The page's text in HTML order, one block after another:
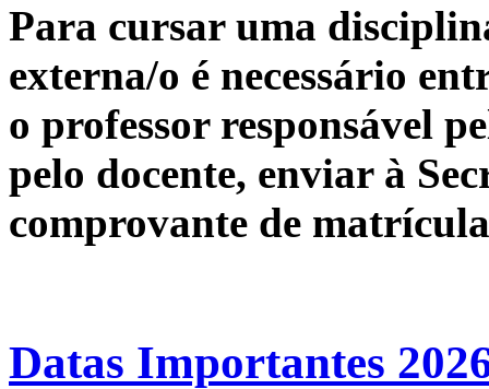
Para cursar uma
externa/o é necessário
o professor responsável
pelo docente, enviar à
comprovante de
Datas Importantes